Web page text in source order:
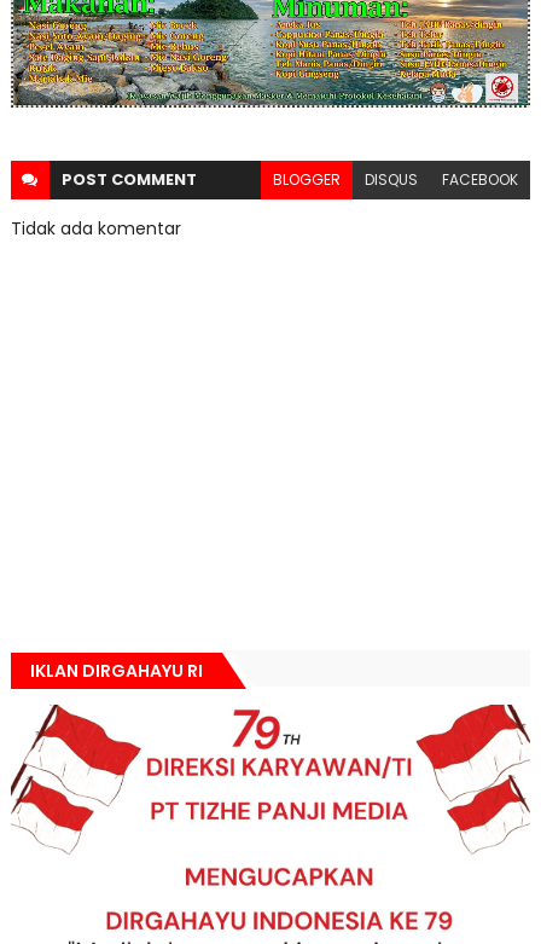
POST COMMENT BLOGGER DISQUS FACEBOOK
Tidak ada komentar
IKLAN DIRGAHAYU RI